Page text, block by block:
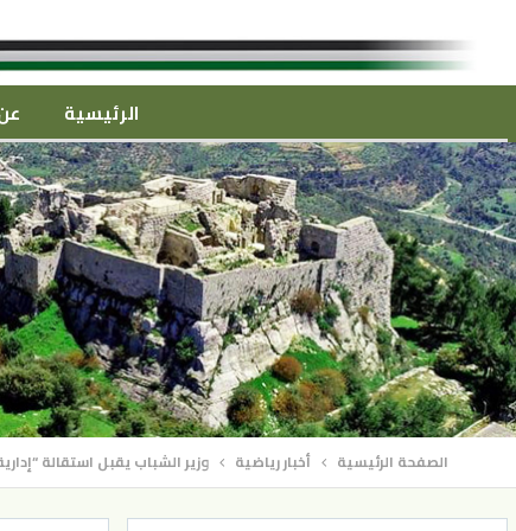
الرئيسية
الصفحة الرئيسية أخبار رياضية وزير الشباب يقبل استقالة